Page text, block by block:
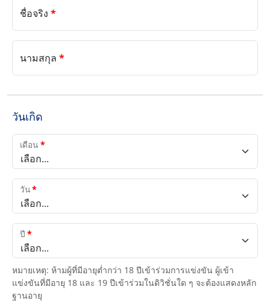
ชื่อจริง *
นามสกุล *
วันเกิด
เลือก...
เดือน*
เลือก...
วัน*
เลือก...
ปี *
หมายเหตุ: ห้ามผู้ที่มีอายุต่ำกว่า 18 ปีเข้าร่วมการแข่งขัน ผู้เข้า
แข่งขันที่มีอายุ 18 และ 19 ปีเข้าร่วมในดิวิชั่นใด ๆ จะต้องแสดงหลัก
ฐานอายุ